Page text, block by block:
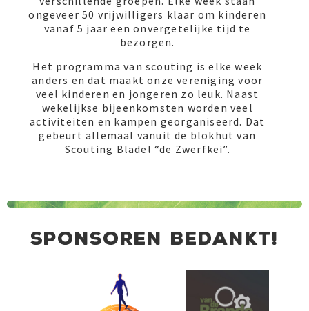
ongeveer 50 vrijwilligers klaar om kinderen
vanaf 5 jaar een onvergetelijke tijd te
bezorgen.
Het programma van scouting is elke week
anders en dat maakt onze vereniging voor
veel kinderen en jongeren zo leuk. Naast
wekelijkse bijeenkomsten worden veel
activiteiten en kampen georganiseerd. Dat
gebeurt allemaal vanuit de blokhut van
Scouting Bladel “de Zwerfkei”.
sponsoren bedankt!